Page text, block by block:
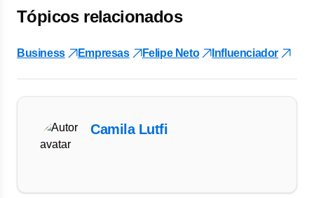
Tópicos relacionados
Business Empresas Felipe Neto Influenciador
Camila Lutfi